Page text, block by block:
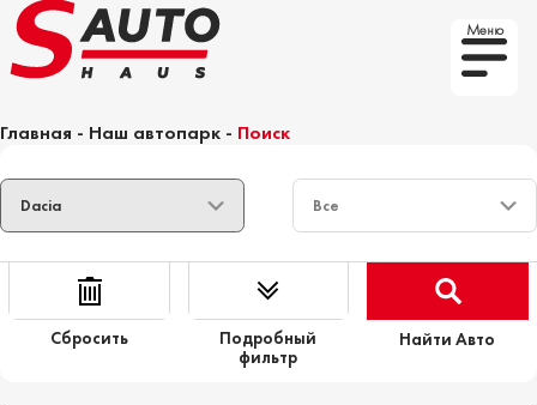
Меню
Главная - Наш автопарк - Поиск
Сбросить
Подробный
фильтр
Найти Авто